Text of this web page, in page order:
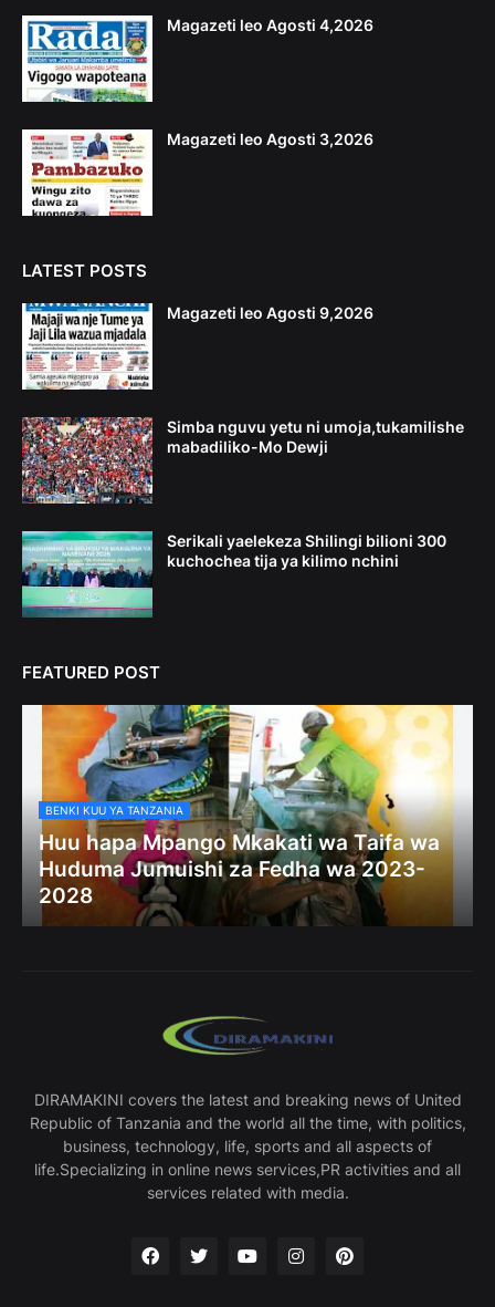
Magazeti leo Agosti 4,2026
Magazeti leo Agosti 3,2026
LATEST POSTS
Magazeti leo Agosti 9,2026
Simba nguvu yetu ni umoja,tukamilishe
mabadiliko-Mo Dewji
Serikali yaelekeza Shilingi bilioni 300
kuchochea tija ya kilimo nchini
FEATURED POST
BENKI KUU YA TANZANIA
Huu hapa Mpango Mkakati wa Taifa wa
Huduma Jumuishi za Fedha wa 2023-
2028
DIRAMAKINI covers the latest and breaking news of United
Republic of Tanzania and the world all the time, with politics,
business, technology, life, sports and all aspects of
life.Specializing in online news services,PR activities and all
services related with media.